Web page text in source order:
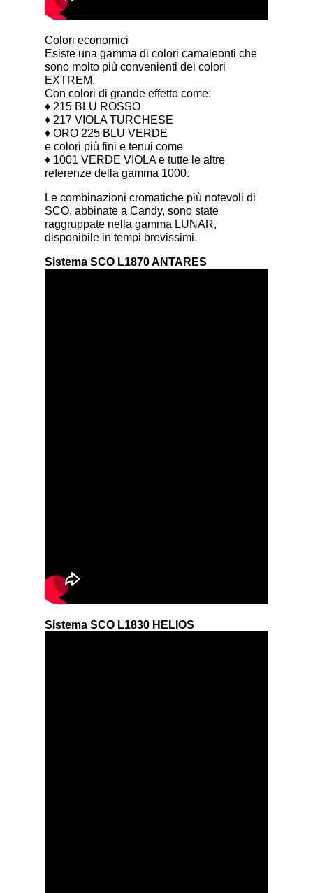
Colori economici
Esiste una gamma di colori camaleonti che
sono molto più convenienti dei colori
EXTREM.
Con colori di grande effetto come:
♦ 215 BLU ROSSO
♦ 217 VIOLA TURCHESE
♦ ORO 225 BLU VERDE
e colori più fini e tenui come
♦ 1001 VERDE VIOLA e tutte le altre
referenze della gamma 1000.
Le combinazioni cromatiche più notevoli di
SCO, abbinate a Candy, sono state
raggruppate nella gamma LUNAR,
disponibile in tempi brevissimi.
Sistema SCO L1870 ANTARES
Sistema SCO L1830 HELIOS